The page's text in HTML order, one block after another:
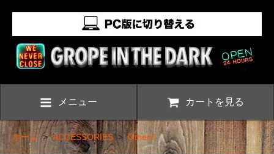
メニュー カートを見る
ホーム>ACCESSORIES>Others